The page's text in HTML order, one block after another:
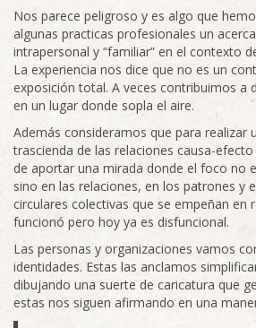
Nos parece peligroso y es algo que
algunas practicas profesionales un
intrapersonal y “familiar” en el contexto
La experiencia nos dice que no es un
exposición total. A veces contribuimos a
en un lugar donde sopla el aire.
Además consideramos que para realizar
trascienda de las relaciones causa-
de aportar una mirada donde el foco no
sino en las relaciones, en los patrones y
circulares colectivas que se empeñan en
funcionó pero hoy ya es disfuncional.
Las personas y organizaciones vamos
identidades. Estas las anclamos
dibujando una suerte de caricatura que
estas nos siguen afirmando en una